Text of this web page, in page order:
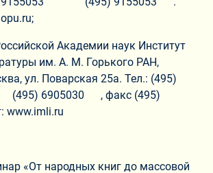
Академии наук Институт
им. А. М. Горького РАН,
ул. Поварская 25а. Тел.: (495)
6905030 , факс (495)
www.imli.ru
«От народных книг до массовой